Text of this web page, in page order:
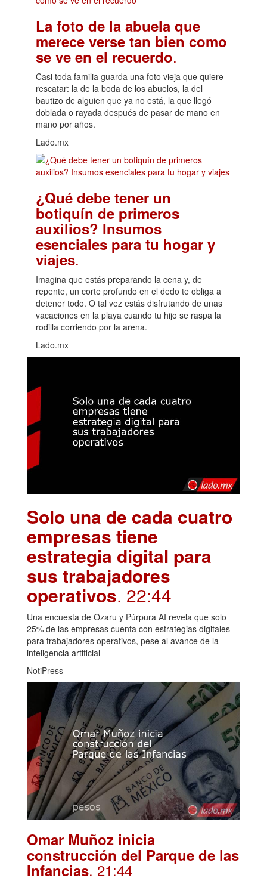
La foto de la abuela que
merece verse tan bien como
se ve en el recuerdo.
Casi toda familia guarda una foto vieja que quiere
rescatar: la de la boda de los abuelos, la del
bautizo de alguien que ya no está, la que llegó
doblada o rayada después de pasar de mano en
mano por años.
Lado.mx
¿Qué debe tener un
botiquín de primeros
auxilios? Insumos
esenciales para tu hogar y
viajes.
Imagina que estás preparando la cena y, de
repente, un corte profundo en el dedo te obliga a
detener todo. O tal vez estás disfrutando de unas
vacaciones en la playa cuando tu hijo se raspa la
rodilla corriendo por la arena.
Lado.mx
Solo una de cada cuatro
empresas tiene
estrategia digital para
sus trabajadores
operativos. 22:44
Una encuesta de Ozaru y Púrpura AI revela que solo
25% de las empresas cuenta con estrategias digitales
para trabajadores operativos, pese al avance de la
inteligencia artificial
NotiPress
Omar Muñoz inicia
construcción del Parque de las
Infancias. 21:44